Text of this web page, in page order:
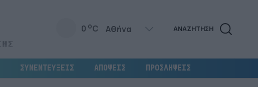
0 oC ΑΝΑΖΗΤΗΣΗ
ΣΥΝΕΝΤΕΥΞΕΙΣ ΑΠΟΨΕΙΣ ΠΡΟΣΛΗΨΕΙΣ